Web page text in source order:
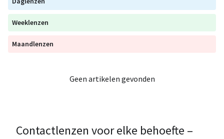
Weeklenzen
Maandlenzen
Geen artikelen gevonden
Contactlenzen voor elke behoefte –